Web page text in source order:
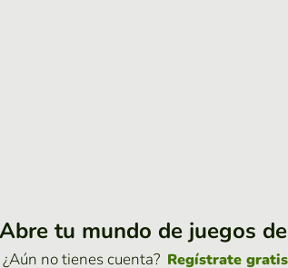
Abre tu mundo de juegos
¿Aún no tienes cuenta? Regístrate gratis